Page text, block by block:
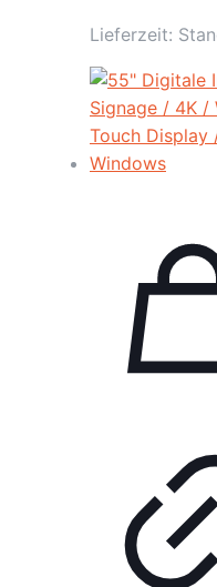
Lieferzeit: